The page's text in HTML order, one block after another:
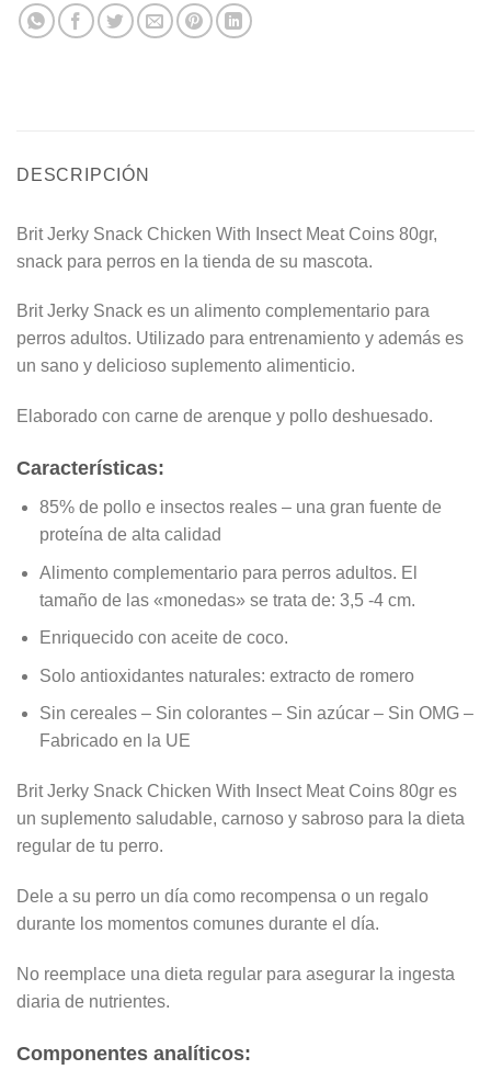
DESCRIPCIÓN
Brit Jerky Snack Chicken With Insect Meat Coins 80gr,
snack para perros en la tienda de su mascota.
Brit Jerky Snack es un alimento complementario para
perros adultos. Utilizado para entrenamiento y además es
un sano y delicioso suplemento alimenticio.
Elaborado con carne de arenque y pollo deshuesado.
Características:
85% de pollo e insectos reales – una gran fuente de
proteína de alta calidad
Alimento complementario para perros adultos. El
tamaño de las «monedas» se trata de: 3,5 -4 cm.
Enriquecido con aceite de coco.
Solo antioxidantes naturales: extracto de romero
Sin cereales – Sin colorantes – Sin azúcar – Sin OMG –
Fabricado en la UE
Brit Jerky Snack Chicken With Insect Meat Coins 80gr es
un suplemento saludable, carnoso y sabroso para la dieta
regular de tu perro.
Dele a su perro un día como recompensa o un regalo
durante los momentos comunes durante el día.
No reemplace una dieta regular para asegurar la ingesta
diaria de nutrientes.
Componentes analíticos: